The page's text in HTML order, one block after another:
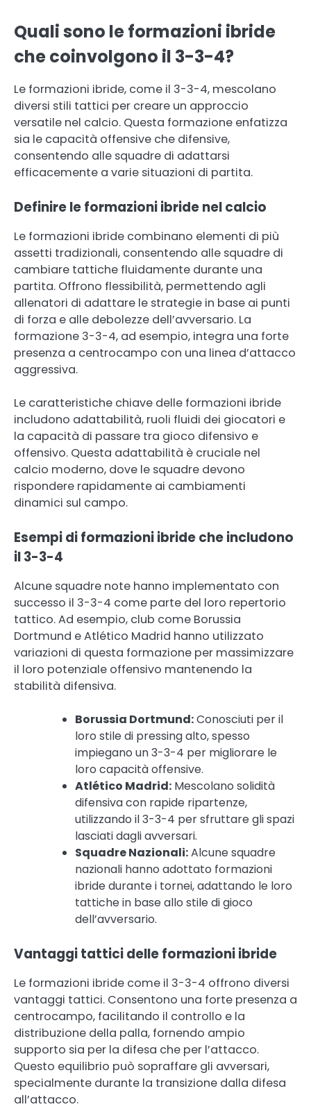
Quali sono le formazioni ibride
che coinvolgono il 3-3-4?
Le formazioni ibride, come il 3-3-4, mescolano
diversi stili tattici per creare un approccio
versatile nel calcio. Questa formazione enfatizza
sia le capacità offensive che difensive,
consentendo alle squadre di adattarsi
efficacemente a varie situazioni di partita.
Definire le formazioni ibride nel calcio
Le formazioni ibride combinano elementi di più
assetti tradizionali, consentendo alle squadre di
cambiare tattiche fluidamente durante una
partita. Offrono flessibilità, permettendo agli
allenatori di adattare le strategie in base ai punti
di forza e alle debolezze dell’avversario. La
formazione 3-3-4, ad esempio, integra una forte
presenza a centrocampo con una linea d’attacco
aggressiva.
Le caratteristiche chiave delle formazioni ibride
includono adattabilità, ruoli fluidi dei giocatori e
la capacità di passare tra gioco difensivo e
offensivo. Questa adattabilità è cruciale nel
calcio moderno, dove le squadre devono
rispondere rapidamente ai cambiamenti
dinamici sul campo.
Esempi di formazioni ibride che includono
il 3-3-4
Alcune squadre note hanno implementato con
successo il 3-3-4 come parte del loro repertorio
tattico. Ad esempio, club come Borussia
Dortmund e Atlético Madrid hanno utilizzato
variazioni di questa formazione per massimizzare
il loro potenziale offensivo mantenendo la
stabilità difensiva.
Borussia Dortmund:Conosciuti per il
loro stile di pressing alto, spesso
impiegano un 3-3-4 per migliorare le
loro capacità offensive.
Atlético Madrid: Mescolano solidità
difensiva con rapide ripartenze,
utilizzando il 3-3-4 per sfruttare gli spazi
lasciati dagli avversari.
Squadre Nazionali:Alcune squadre
nazionali hanno adottato formazioni
ibride durante i tornei, adattando le loro
tattiche in base allo stile di gioco
dell’avversario.
Vantaggi tattici delle formazioni ibride
Le formazioni ibride come il 3-3-4 offrono diversi
vantaggi tattici. Consentono una forte presenza a
centrocampo, facilitando il controllo e la
distribuzione della palla, fornendo ampio
supporto sia per la difesa che per l’attacco.
Questo equilibrio può sopraffare gli avversari,
specialmente durante la transizione dalla difesa
all’attacco.